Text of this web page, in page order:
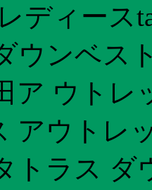
ディース
ウンベス
ア ウト
アウトレ
トラス ダ